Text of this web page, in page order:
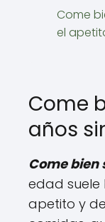
Come
el
Come
años
Come bien
edad
apetito y